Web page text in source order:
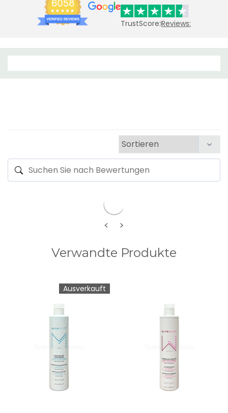
TrustScore:Reviews:
< >
Verwandte Produkte
Ausverkauft